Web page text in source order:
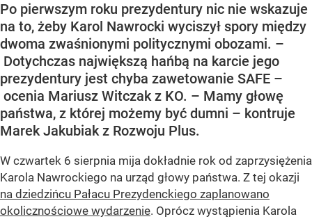
Po pierwszym roku prezydentury nic nie wskazuje
na to, żeby Karol Nawrocki wyciszył spory między
dwoma zwaśnionymi politycznymi obozami. –
Dotychczas największą hańbą na karcie jego
prezydentury jest chyba zawetowanie SAFE –
ocenia Mariusz Witczak z KO. – Mamy głowę
państwa, z której możemy być dumni – kontruje
Marek Jakubiak z Rozwoju Plus.
W czwartek 6 sierpnia mija dokładnie rok od zaprzysiężenia
Karola Nawrockiego na urząd głowy państwa. Z tej okazji
na dziedzińcu Pałacu Prezydenckiego zaplanowano
okolicznościowe wydarzenie. Oprócz wystąpienia Karola